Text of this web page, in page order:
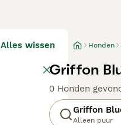
Alles wissen Honden
Griffon
0 Honden
Griffon
Alleen puur